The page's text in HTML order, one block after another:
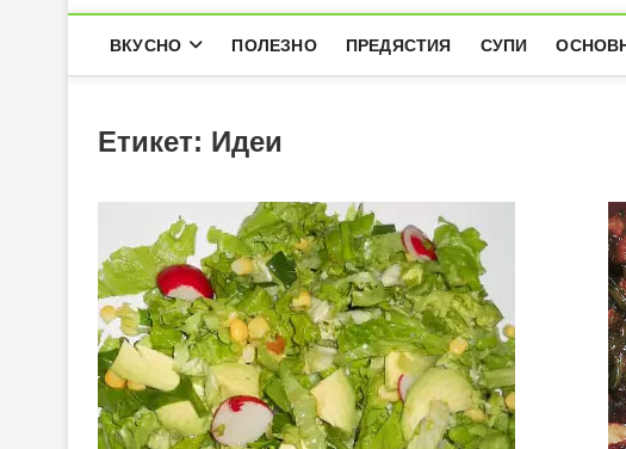
ВКУСНО ПОЛЕЗНО ПРЕДЯСТИЯ СУПИ
Етикет: Идеи